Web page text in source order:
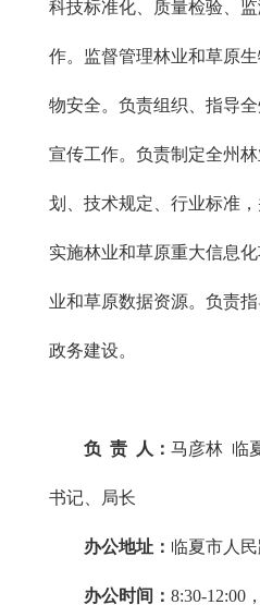
科技标准化、质量检验、
作。监督管理林业和草原
物安全。负责组织、指导
宣传工作。负责制定全州
划、技术规定、行业标准
实施林业和草原重大信息
业和草原数据资源。负责
政务建设。
负 责 人： 马彦林 临
书记、局长
办公地址： 临夏市人
办公时间： 8:30-12:00